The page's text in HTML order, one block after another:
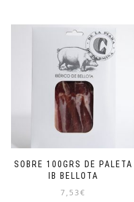
SOBRE 100GRS DE PALETA
IB BELLOTA
7,53€